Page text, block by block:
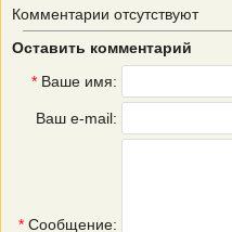
Комментарии отсутствуют
Оставить комментарий
* Ваше имя:
Ваш e-mail:
* Сообщение: